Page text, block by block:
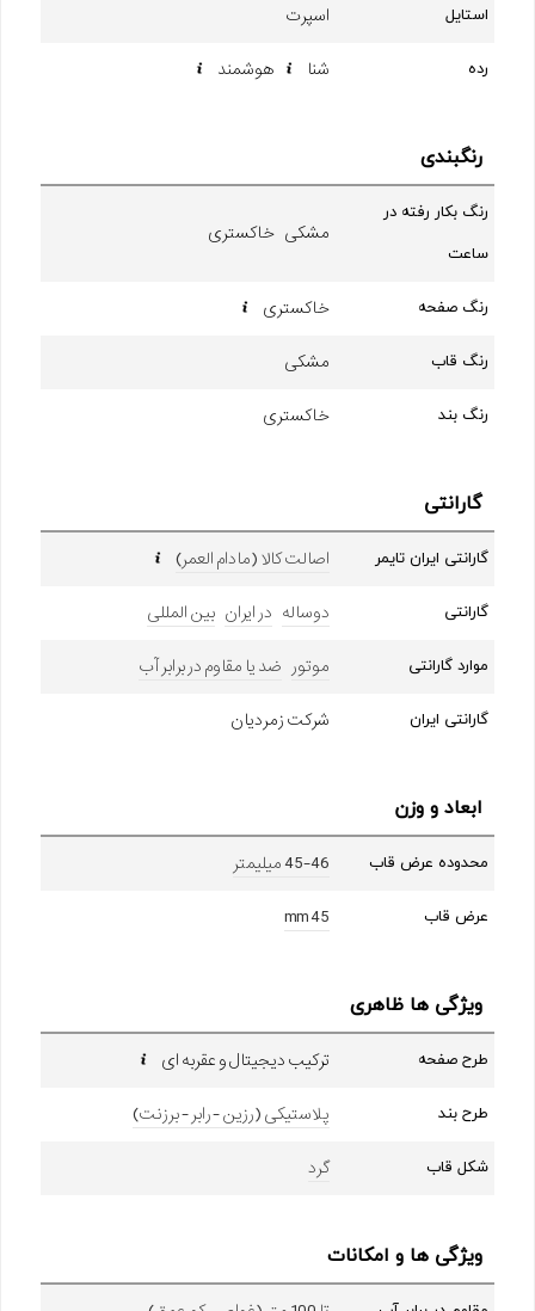
استایل اسپرت
رده شنا هوشمند
رنگبندی
رنگ بکار رفته در
ساعت
مشکی خاکستری
رنگ صفحه خاکستری
رنگ قاب مشکی
رنگ بند خاکستری
گارانتی
گارانتی ایران تایمر اصالت کالا (مادام العمر)
گارانتی دوساله در ایران بین المللی
موارد گارانتی موتور ضد یا مقاوم در برابر آب
گارانتی ایران شرکت زمردیان
ابعاد و وزن
محدوده عرض قاب 45-46 میلیمتر
عرض قاب 45 mm
ویژگی ها ظاهری
طرح صفحه ترکیب دیجیتال و عقربه ای
طرح بند پلاستیکی (رزین - رابر - برزنت)
شکل قاب گرد
ویژگی ها و امکانات